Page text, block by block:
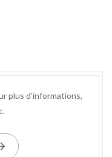
plus d'informations,